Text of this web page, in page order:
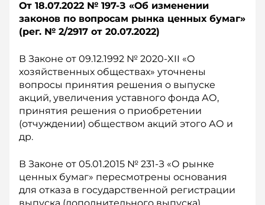
От 18.07.2022 № 197-З «Об изменении
законов по вопросам рынка ценных бумаг»
(рег. № 2/2917 от 20.07.2022)
В Законе от 09.12.1992 № 2020-XII «О
хозяйственных обществах» уточнены
вопросы принятия решения о выпуске
акций, увеличения уставного фонда АО,
принятия решения о приобретении
(отчуждении) обществом акций этого АО и
др.
В Законе от 05.01.2015 № 231-З «О рынке
ценных бумаг» пересмотрены основания
для отказа в государственной регистрации